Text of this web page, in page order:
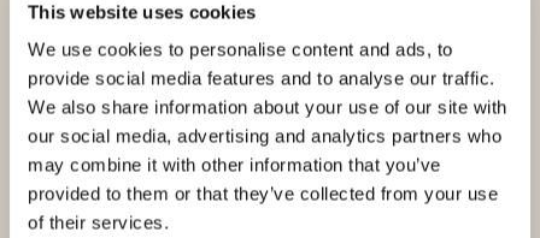
This website uses cookies
We use cookies to personalise content and ads, to
provide social media features and to analyse our traffic.
We also share information about your use of our site with
our social media, advertising and analytics partners who
may combine it with other information that you’ve
provided to them or that they’ve collected from your use
of their services.
zprostředkoval, avšak pouze v případě, že tyto služby provedl
advokát, se kterým má Zprostředkovatel uzavřenou smlouvu.
smlouva o spolupráci. Výše zprostředkovatelské provize za
zprostředkování při koupi, prodeji, směně, pronájmu a
pronájmu nemovitosti je účtována v souladu se Smlouvou o
zprostředkování. Agentura Terra Dalmatica může uzavřít
smlouvu o právu na náhradu výdajů nezbytných k provedení
objednávky a požadovat zálohu finančních prostředků